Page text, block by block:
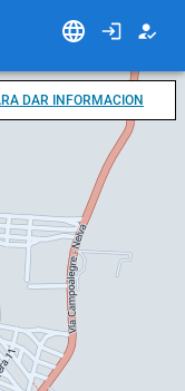
DAR INFORMACION